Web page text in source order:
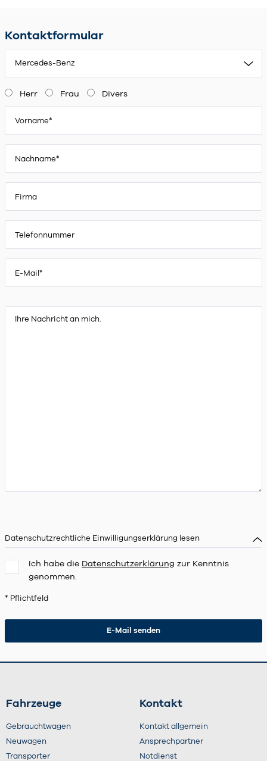
Kontaktformular
Mercedes-Benz
Herr Frau Divers
Datenschutzrechtliche Einwilligungserklärung lesen
Ich habe die Datenschutzerklärung zur Kenntnis
genommen.
* Pflichtfeld
Fahrzeuge
Gebrauchtwagen
Neuwagen
Transporter
Kontakt
Kontakt allgemein
Ansprechpartner
Notdienst